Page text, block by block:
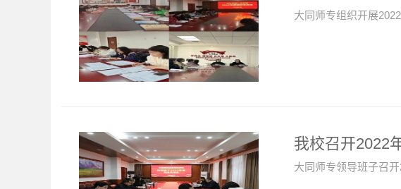
大同师专组织开展
我校召开2022
大同师专领导班子召